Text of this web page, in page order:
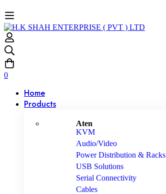
0
Home
Products
Aten
KVM
Audio/Video
Power Distribution & Racks
USB Solutions
Serial Connectivity
Cables